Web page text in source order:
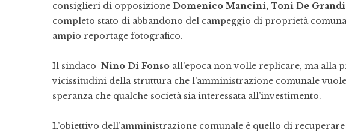
consiglieri di opposizione Domenico Mancini, Toni De
completo stato di abbandono del campeggio di proprietà
ampio reportage fotografico.
Il sindaco Nino Di Fonso all’epoca non volle replicare, ma alla
vicissitudini della struttura che l’amministrazione comunale
speranza che qualche società sia interessata all’investimento.
L’obiettivo dell’amministrazione comunale è quello di